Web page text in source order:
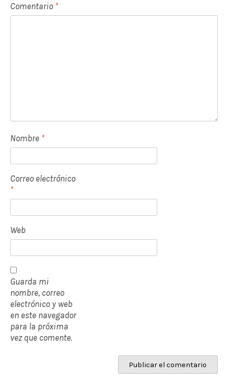
n
s
Comentario *
Nombre *
Correo electrónico
*
Web
Guarda mi
nombre, correo
electrónico y web
en este navegador
para la próxima
vez que comente.